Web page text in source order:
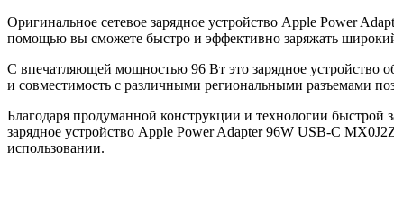
Оригинальное сетевое зарядное устройство Apple Power
помощью вы сможете быстро и эффективно заряжать
С впечатляющей мощностью 96 Вт это зарядное устройство
и совместимость с различными региональными разъемами
Благодаря продуманной конструкции и технологии быстрой
зарядное устройство Apple Power Adapter 96W USB-C
использовании.